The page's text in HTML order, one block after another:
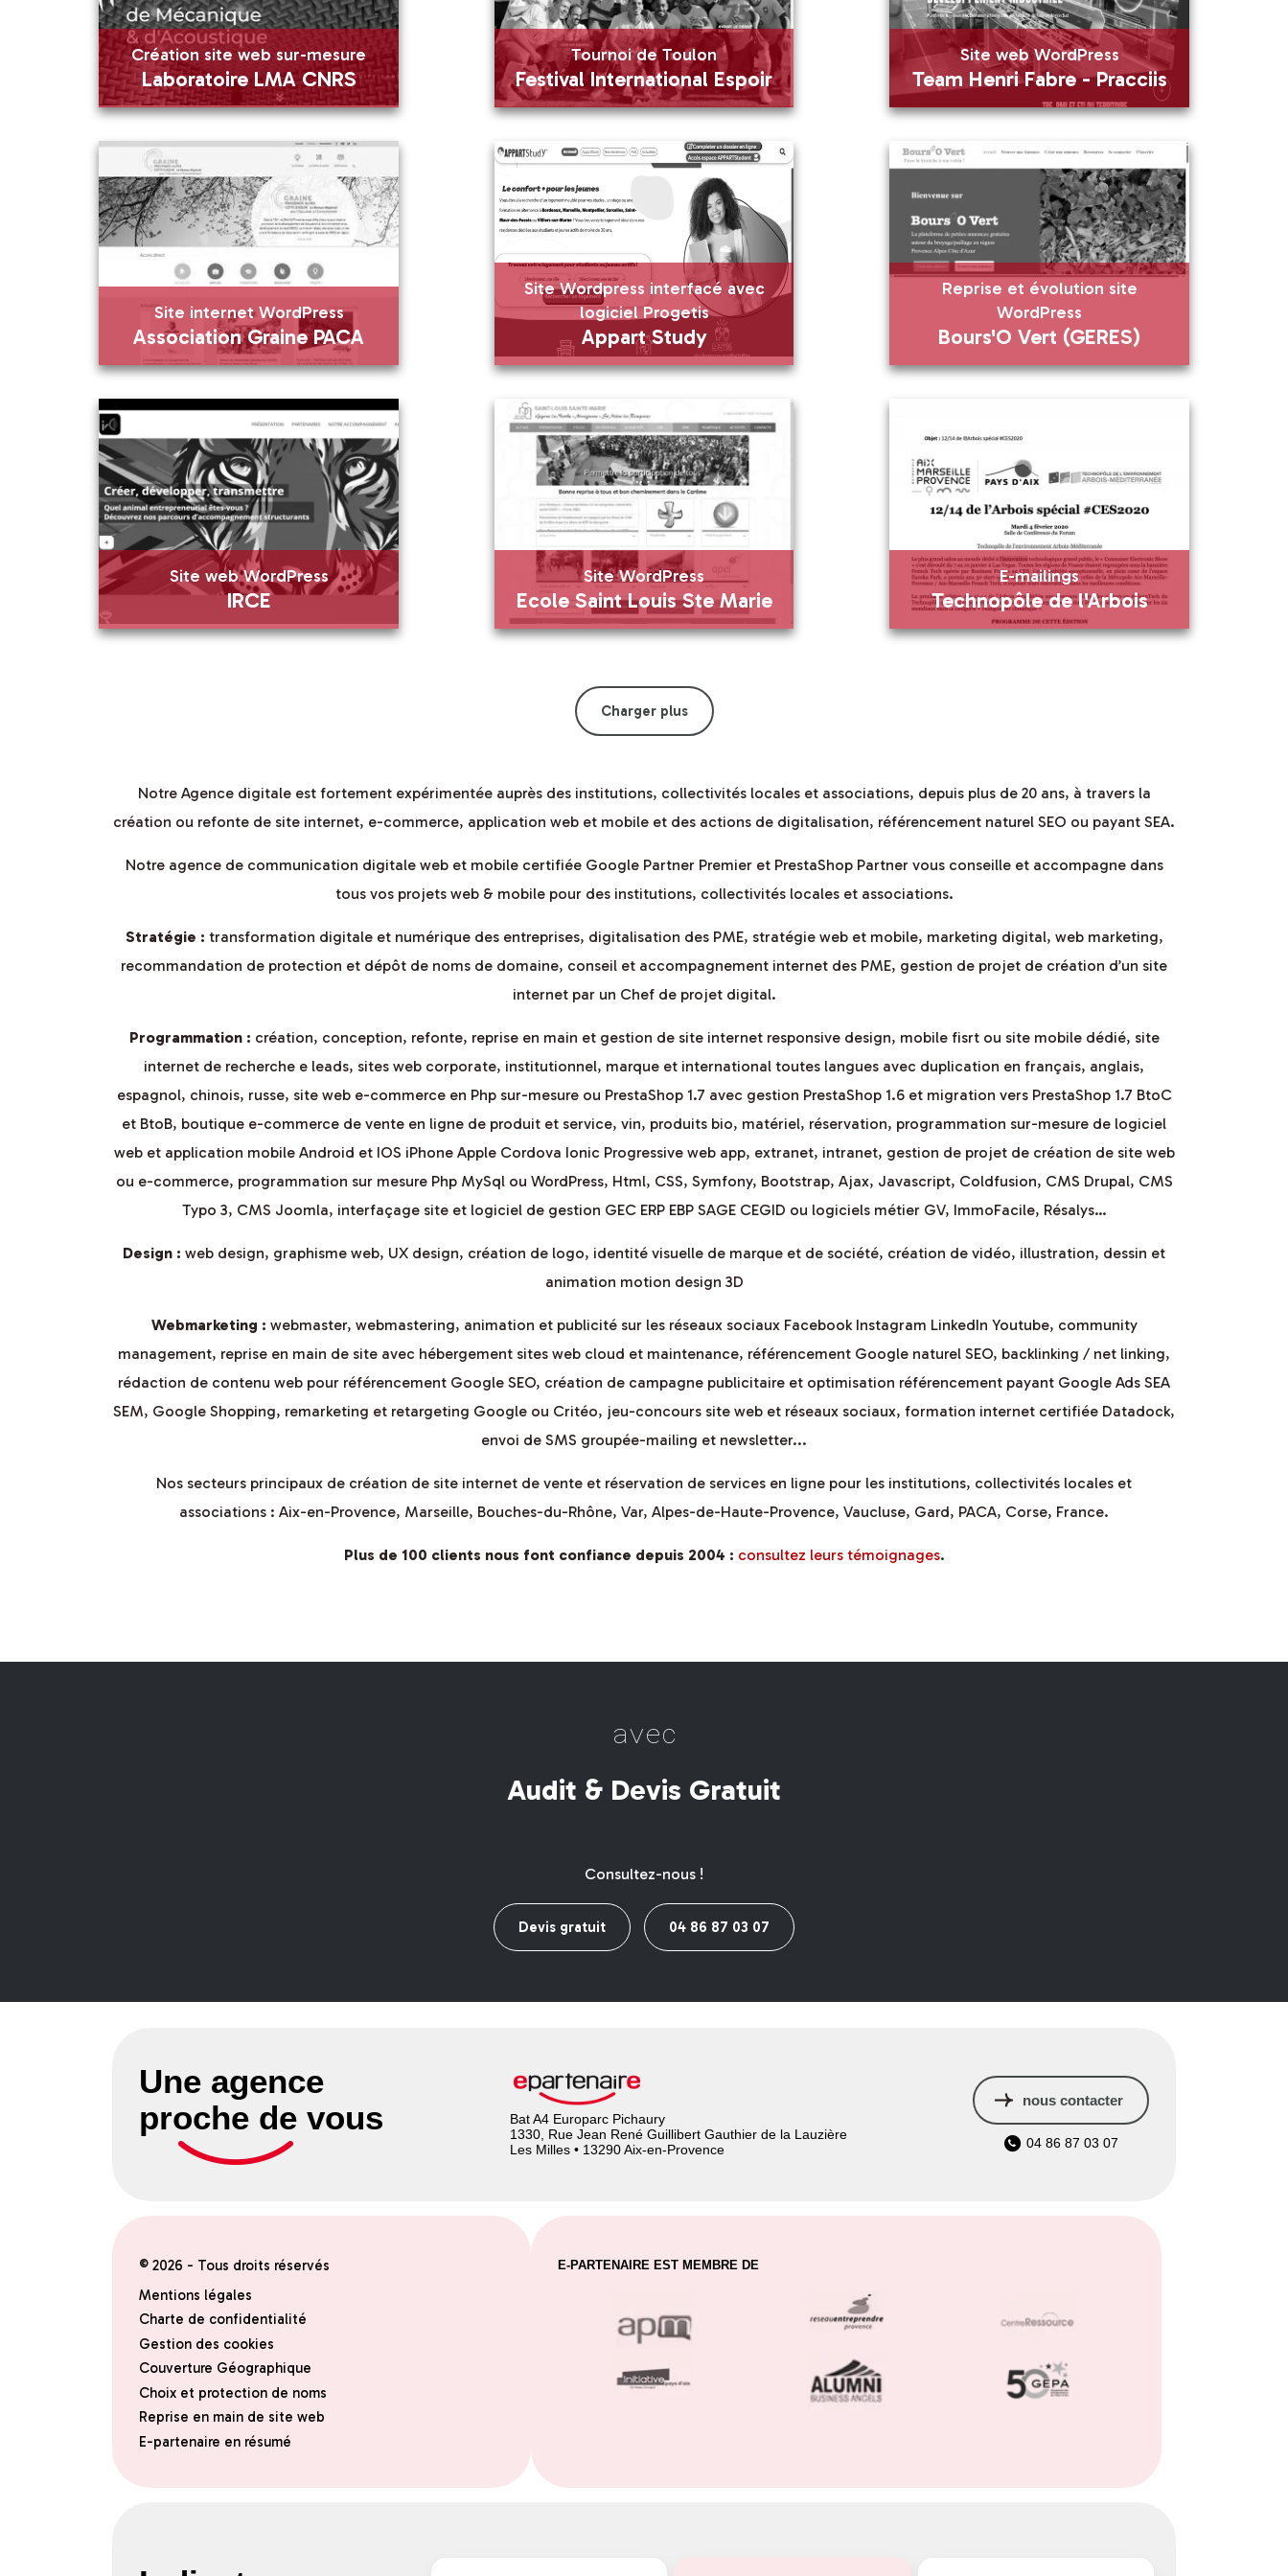
Visiter
Visiter
Visiter Visiter
Visiter
Création site web sur-mesure
Laboratoire LMA CNRS
Laboratoire LMA CNRS
En savoir plus
Visiter
Tournoi de Toulon
Festival International Espoir
Festival International Espoir
En savoir plus
Visiter
Site web WordPress
Team Henri Fabre - Pracciis
Team Henri Fabre - Pracciis
En savoir plus
Visiter
Site internet WordPress
Association Graine PACA
Association Graine PACA
En savoir plus
Visiter
Site Wordpress interfacé avec
logiciel Progetis
Appart Study
Site Wordpress interfacé avec
logiciel Progetis
Appart Study
En savoir plus
Visiter
Reprise et évolution site
WordPress
Bours'O Vert (GERES)
En savoir plus
Visiter
Site web WordPress
IRCE
Visiter
Site WordPress
Ecole Saint Louis Ste Marie
Ecole Saint Louis Ste Marie
Visiter
E-mailings
Technopôle de l'Arbois
Visiter
Charger plus
Notre Agence digitale est fortement expérimentée auprès des institutions, collectivités locales et associations, depuis plus de 20 ans, à travers la
création ou refonte de site internet, e-commerce, application web et mobile et des actions de digitalisation, référencement naturel SEO ou payant SEA.
Notre agence de communication digitale web et mobile certifiée Google Partner Premier et PrestaShop Partner vous conseille et accompagne dans
tous vos projets web & mobile pour des institutions, collectivités locales et associations.
Stratégie : transformation digitale et numérique des entreprises, digitalisation des PME, stratégie web et mobile, marketing digital, web marketing,
recommandation de protection et dépôt de noms de domaine, conseil et accompagnement internet des PME, gestion de projet de création d’un site
internet par un Chef de projet digital.
Programmation : création, conception, refonte, reprise en main et gestion de site internet responsive design, mobile fisrt ou site mobile dédié, site
internet de recherche e leads, sites web corporate, institutionnel, marque et international toutes langues avec duplication en français, anglais,
espagnol, chinois, russe, site web e-commerce en Php sur-mesure ou PrestaShop 1.7 avec gestion PrestaShop 1.6 et migration vers PrestaShop 1.7 BtoC
et BtoB, boutique e-commerce de vente en ligne de produit et service, vin, produits bio, matériel, réservation, programmation sur-mesure de logiciel
web et application mobile Android et IOS iPhone Apple Cordova Ionic Progressive web app, extranet, intranet, gestion de projet de création de site web
ou e-commerce, programmation sur mesure Php MySql ou WordPress, Html, CSS, Symfony, Bootstrap, Ajax, Javascript, Coldfusion, CMS Drupal, CMS
Typo 3, CMS Joomla, interfaçage site et logiciel de gestion GEC ERP EBP SAGE CEGID ou logiciels métier GV, ImmoFacile, Résalys…
Design : web design, graphisme web, UX design, création de logo, identité visuelle de marque et de société, création de vidéo, illustration, dessin et
animation motion design 3D
Webmarketing : webmaster, webmastering, animation et publicité sur les réseaux sociaux Facebook Instagram LinkedIn Youtube, community
management, reprise en main de site avec hébergement sites web cloud et maintenance, référencement Google naturel SEO, backlinking / net linking,
rédaction de contenu web pour référencement Google SEO, création de campagne publicitaire et optimisation référencement payant Google Ads SEA
SEM, Google Shopping, remarketing et retargeting Google ou Critéo, jeu-concours site web et réseaux sociaux, formation internet certifiée Datadock,
envoi de SMS groupée-mailing et newsletter...
Nos secteurs principaux de création de site internet de vente et réservation de services en ligne pour les institutions, collectivités locales et
associations : Aix-en-Provence, Marseille, Bouches-du-Rhône, Var, Alpes-de-Haute-Provence, Vaucluse, Gard, PACA, Corse, France.
Plus de 100 clients nous font confiance depuis 2004 : consultez leurs témoignages.
_es
Audit & Devis Gratuit
Consultez-nous !
Devis gratuit 04 86 87 03 07
Une agence
proche de vous
Bat A4 Europarc Pichaury
1330, Rue Jean René Guillibert Gauthier de la Lauzière
Les Milles • 13290 Aix-en-Provence
nous contacter
04 86 87 03 07
© 2026 - Tous droits réservés
Mentions légales
Charte de confidentialité
Gestion des cookies
Couverture Géographique
Choix et protection de noms
Reprise en main de site web
E-partenaire en résumé
E-PARTENAIRE EST MEMBRE DE